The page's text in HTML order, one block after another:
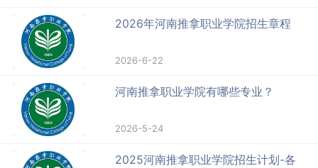
2026年河南推拿职业学院招生章程
2026-6-22
河南推拿职业学院有哪些专业？
2026-5-24
2025河南推拿职业学院招生计划-各